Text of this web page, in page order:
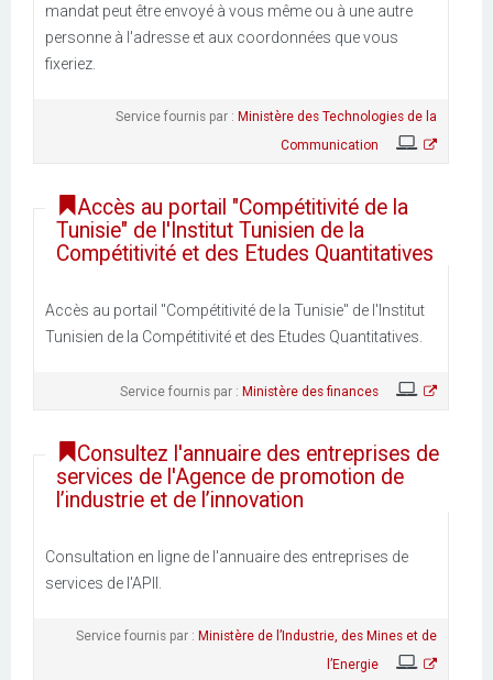
mandat peut être envoyé à vous même ou à une autre
personne à l'adresse et aux coordonnées que vous
fixeriez.
Service fournis par : Ministère des Technologies de la
Communication
Accès au portail "Compétitivité de la
Tunisie" de l'Institut Tunisien de la
Compétitivité et des Etudes Quantitatives
Accès au portail "Compétitivité de la Tunisie" de l'Institut
Tunisien de la Compétitivité et des Etudes Quantitatives.
Service fournis par : Ministère des finances
Consultez l'annuaire des entreprises de
services de l'Agence de promotion de
l’industrie et de l’innovation
Consultation en ligne de l'annuaire des entreprises de
services de l'APII.
Service fournis par : Ministère de l’Industrie, des Mines et de
l’Energie